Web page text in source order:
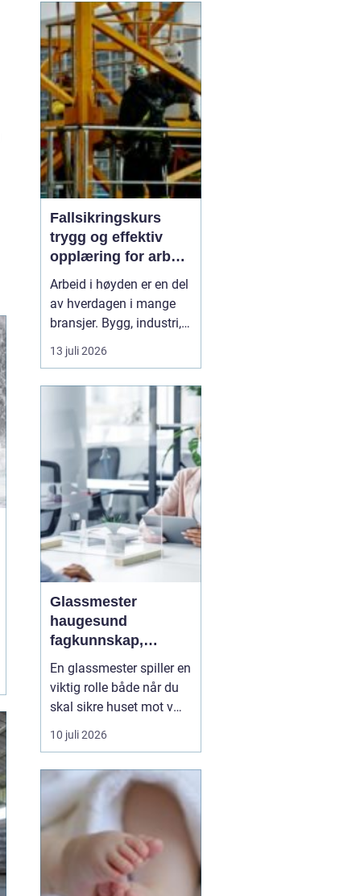
De har kanskje prøvd
tradisjonell coaching,
selvhjelpsbøker og gode
råd fra venner, men står
likevel fast i de samme
mønstrene. Her kan13
juli 2026
Fallsikringskurs
trygg og effektiv
opplæring for arbeid
i høyden
Arbeid i høyden er en del
av hverdagen i mange
bransjer. Bygg, industri,
offshore, energi og
maritim sektor har alle
feiltrinn kan få alvorlige
Fallsikringskurs
gir arb...
13 juli 2026
Glassmester
haugesund
fagkunnskap,
trygghet og gode
løsninger i glass
En glassmester spiller en
viktig rolle både når du
skal sikre huset mot vær
og vind, skape mer lys i
boligen eller gi fasaden
mange i Haugesund og
omegn handler valg av
glassmester om mer enn
pris. De vil ha en
samarbeidspartner ...
10 juli 2026